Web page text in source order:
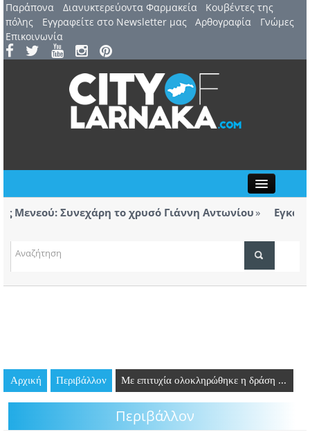
Παράπονα Διανυκτερεύοντα Φαρμακεία
Kουβέντες της
πόλης
Εγγραφείτε στο Newsletter μας Αρθογραφία
Γνώμες
Επικοινωνία
ΤΟΠΙΚΑ ΝΕΑ
ΘΕΣΕΙΣ ΕΡΓΑΣΙΑΣ
Συνεχάρη το χρυσό Γιάννη Αντωνίου
τσιγάρα βρέθηκαν σε ταξί με προορισμό
Αρχική Περιβάλλον Με επιτυχία ολοκληρώθηκε η δράση ...
Περιβάλλον